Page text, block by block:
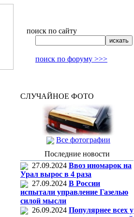
поиск по сайту
поиск по форуму >>>
СЛУЧАЙНОЕ ФОТО
Все фотографии
Последние новости
27.09.2024 Ввоз иномарок на
Урал вырос в 4 раза
27.09.2024 В России
испытали управление Газелью
силой мысли
26.09.2024 Популярнее всех у